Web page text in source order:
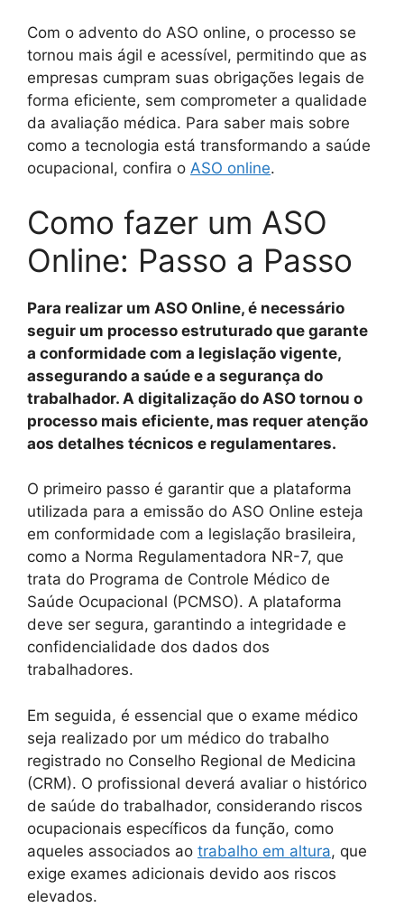
Com o advento do ASO online, o processo se
tornou mais ágil e acessível, permitindo que as
empresas cumpram suas obrigações legais de
forma eficiente, sem comprometer a qualidade
da avaliação médica. Para saber mais sobre
como a tecnologia está transformando a saúde
ocupacional, confira o ASO online.
Como fazer um ASO
Online: Passo a Passo
Para realizar um ASO Online, é necessário
seguir um processo estruturado que garante
a conformidade com a legislação vigente,
assegurando a saúde e a segurança do
trabalhador. A digitalização do ASO tornou o
processo mais eficiente, mas requer atenção
aos detalhes técnicos e regulamentares.
O primeiro passo é garantir que a plataforma
utilizada para a emissão do ASO Online esteja
em conformidade com a legislação brasileira,
como a Norma Regulamentadora NR-7, que
trata do Programa de Controle Médico de
Saúde Ocupacional (PCMSO). A plataforma
deve ser segura, garantindo a integridade e
confidencialidade dos dados dos
trabalhadores.
Em seguida, é essencial que o exame médico
seja realizado por um médico do trabalho
registrado no Conselho Regional de Medicina
(CRM). O profissional deverá avaliar o histórico
de saúde do trabalhador, considerando riscos
ocupacionais específicos da função, como
aqueles associados ao trabalho em altura, que
exige exames adicionais devido aos riscos
elevados.